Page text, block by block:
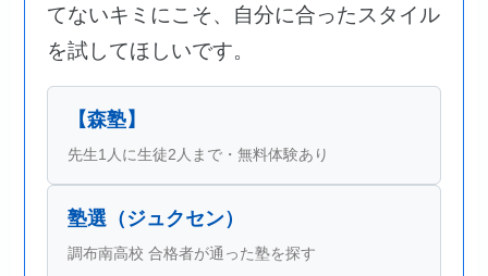
てないキミにこそ、自分に合ったスタイル
を試してほしいです。
【森塾】
先生1人に生徒2人まで・無料体験あり
塾選（ジュクセン）
調布南高校 合格者が通った塾を探す